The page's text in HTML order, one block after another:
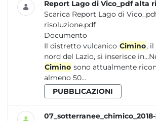
Report Lago di Vico_pdf alta
Scarica Report Lago di
risoluzione.pdf
Documento
Il distretto vulcanico Cimino, il
nord del Lazio, si inserisce
Cimino sono attualmente
almeno 50...
PUBBLICAZIONI